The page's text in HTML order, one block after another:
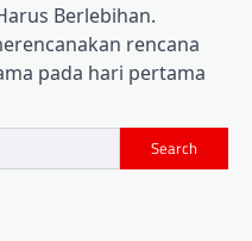
Berlebihan.
rencana
pada hari pertama
Search